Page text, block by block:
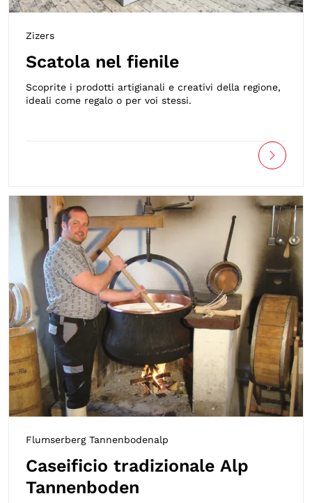
Zizers
Scatola nel fienile
Scoprite i prodotti artigianali e creativi della regione,
ideali come regalo o per voi stessi.
Flumserberg Tannenbodenalp
Caseificio tradizionale Alp
Tannenboden